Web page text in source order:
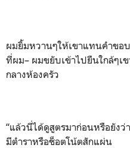
ผมยิ้มหวานๆให้เขาแทนคำขอ
ที่ผม– ผมขยับเข้าไปยืนใกล้ๆเ
กลางห้องครัว
“แล้วนี่ได้ดูสูตรมาก่อนหรือยังว่
มีตำราหรือช็อตโน้ตสักแผ่น